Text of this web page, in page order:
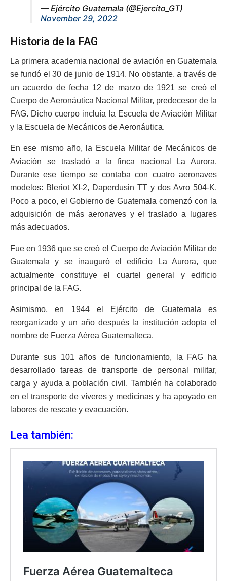
— Ejército Guatemala (@Ejercito_GT)
November 29, 2022
Historia de la FAG
La primera academia nacional de aviación en Guatemala
se fundó el 30 de junio de 1914. No obstante, a través de
un acuerdo de fecha 12 de marzo de 1921 se creó el
Cuerpo de Aeronáutica Nacional Militar, predecesor de la
FAG. Dicho cuerpo incluía la Escuela de Aviación Militar
y la Escuela de Mecánicos de Aeronáutica.
En ese mismo año, la Escuela Militar de Mecánicos de
Aviación se trasladó a la finca nacional La Aurora.
Durante ese tiempo se contaba con cuatro aeronaves
modelos: Bleriot XI-2, Daperdusin TT y dos Avro 504-K.
Poco a poco, el Gobierno de Guatemala comenzó con la
adquisición de más aeronaves y el traslado a lugares
más adecuados.
Fue en 1936 que se creó el Cuerpo de Aviación Militar de
Guatemala y se inauguró el edificio La Aurora, que
actualmente constituye el cuartel general y edificio
principal de la FAG.
Asimismo, en 1944 el Ejército de Guatemala es
reorganizado y un año después la institución adopta el
nombre de Fuerza Aérea Guatemalteca.
Durante sus 101 años de funcionamiento, la FAG ha
desarrollado tareas de transporte de personal militar,
carga y ayuda a población civil. También ha colaborado
en el transporte de víveres y medicinas y ha apoyado en
labores de rescate y evacuación.
Lea también: